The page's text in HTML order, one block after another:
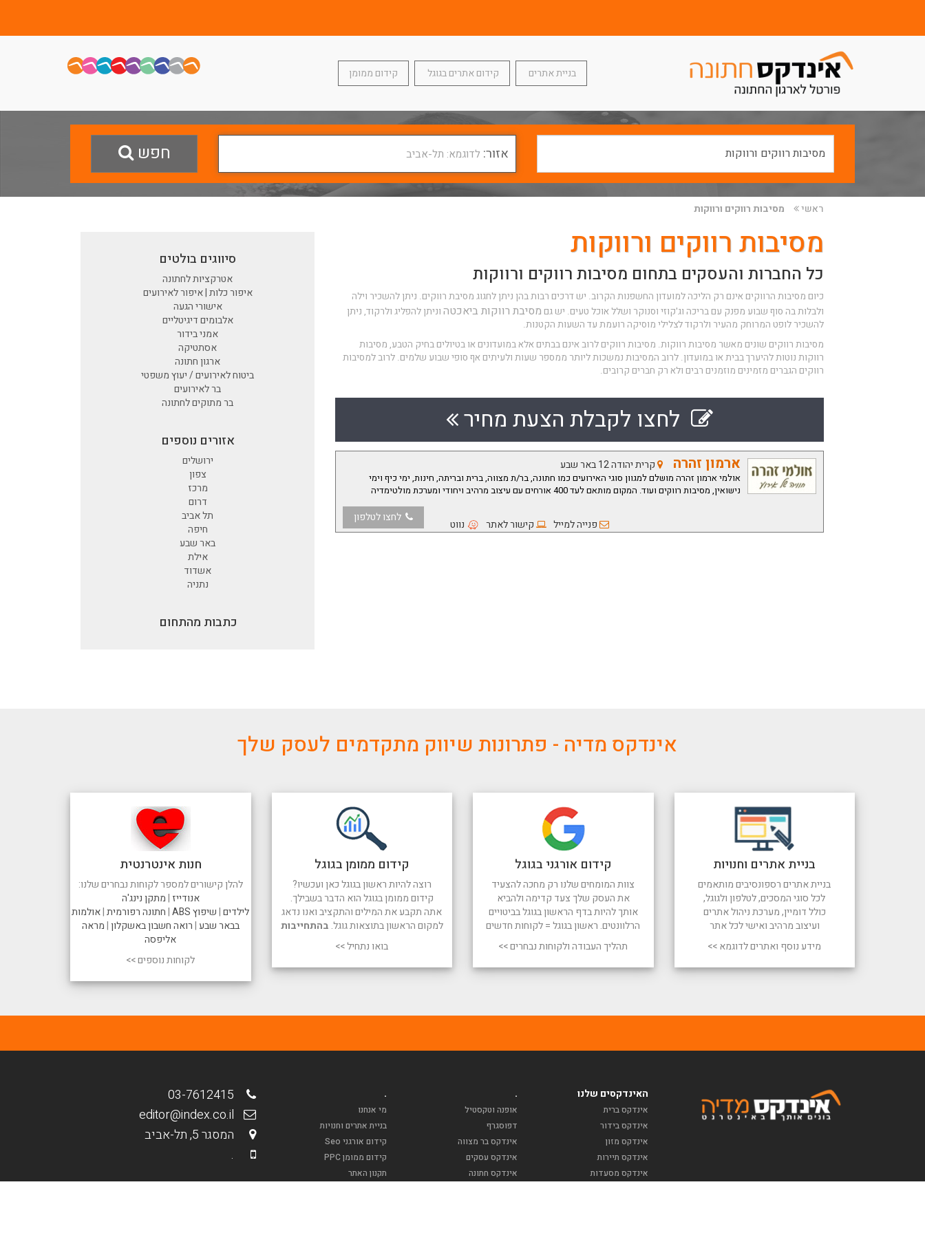
בניית אתרים קידום אתרים בגוגל קידום ממומן
אזור: לדוגמא: תל-אביב חפש
סיווגים בולטים
אטרקציות לחתונה
איפור כלות | איפור לאירועים
אישורי הגעה
אלבומים דיגיטליים
אמני בידור
אסתטיקה
ארגון חתונה
ביטוח לאירועים / יעוץ משפטי
בר לאירועים
בר מתוקים לחתונה
אזורים נוספים
ירושלים
צפון
מרכז
דרום
תל אביב
חיפה
באר שבע
אילת
אשדוד
נתניה
כתבות מהתחום
ראשי מסיבות רווקים ורווקות
מסיבות רווקים ורווקות
כל החברות והעסקים בתחום מסיבות רווקים ורווקות
כיום מסיבות הרווקים אינם רק הליכה למועדון החשפנות הקרוב. יש דרכים רבות בהן ניתן לחגוג מסיבת רווקים. ניתן להשכיר וילה
ולבלות בה סוף שבוע מפנק עם בריכה וג'קוזי וסנוקר ושלל אוכל טעים. יש גם מסיבת רווקות ביאכטה וניתן להפליג ולרקוד, ניתן
להשכיר לופט המרוחק מהעיר ולרקוד לצלילי מוסיקה רועמת עד השעות הקטנות.
מסיבות רווקים שונים מאשר מסיבות רווקות. מסיבות רווקים לרוב אינם בבתים אלא במועדונים או בטיולים בחיק הטבע, מסיבות
רווקות נוטות להיערך בבית או במועדון. לרוב המסיבות נמשכות ליותר ממספר שעות ולעיתים אף סופי שבוע שלמים. לרוב למסיבות
רווקים הגברים מזמינים מוזמנים רבים ולא רק חברים קרובים.
לחצו לקבלת הצעת מחיר
ארמון זהרה קרית יהודה 12 באר שבע
אולמי ארמון זהרה מושלם למגוון סוגי האירועים כמו חתונה, בר/ת מצווה, ברית ובריתה, חינות, ימי כיף וימי
נישואין, מסיבות רווקים ועוד. המקום מותאם לעד 400 אורחים עם עיצוב מרהיב ויחודי ומערכת מולטימדיה
פנייה למייל קישור לאתר נווט
לחצו לטלפון
אינדקס מדיה - פתרונות שיווק מתקדמים לעסק שלך
חנות אינטרנטית
להלן קישורים למספר לקוחות נבחרים שלנו:
אנודייז |מתקן נינג'ה
לילדים| שיפוץ ABS |חתונה רפורמית|אולמות
בבאר שבע|רואה חשבון באשקלון|מראה
אליפסה
לקוחות נוספים >>
קידום ממומן בגוגל
רוצה להיות ראשון בגוגל כאן ועכשיו?
קידום ממומן בגוגל הוא הדבר בשבילך.
אתה תקבע את המילים והתקציב ואנו נדאג
למקום הראשון בתוצאות גוגל. בהתחייבות
בואו נתחיל >>
קידום אורגני בגוגל
צוות המומחים שלנו רק מחכה להצעיד
את העסק שלך צעד קדימה ולהביא
אותך להיות בדף הראשון בגוגל בביטויים
הרלוונטים. ראשון בגוגל = לקוחות חדשים
תהליך העבודה ולקוחות נבחרים >>
בניית אתרים וחנויות
בניית אתרים רספונסיבים מותאמים
לכל סוגי המסכים, לטלפון ולגוגל,
כולל דומיין, מערכת ניהול אתרים
ועיצוב מרהיב ואישי לכל אתר
מידע נוסף ואתרים לדוגמא >>
המסגר 5, תל-אביב
.
.
מי אנחנו
בניית אתרים וחנויות
קידום אורגני Seo
קידום ממומן PPC
תקנון האתר
.
אופנה וטקסטיל
דפוסגרף
אינדקס בר מצווה
אינדקס עסקים
אינדקס חתונה
האינדקסים שלנו
אינדקס ברית
אינדקס בידור
אינדקס מזון
אינדקס תיירות
אינדקס מסעדות